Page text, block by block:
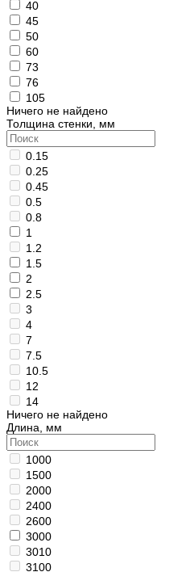
40
45
50
60
73
76
105
Ничего не найдено
Толщина стенки, мм
0.15
0.25
0.45
0.5
0.8
1
1.2
1.5
2
2.5
3
4
7
7.5
10.5
12
14
Ничего не найдено
Длина, мм
1000
1500
2000
2400
2600
3000
3010
3100